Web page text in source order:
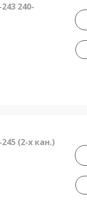
240-
(2-х кан.)